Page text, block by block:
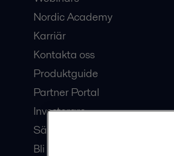
Nordic Academy
Karriär
Kontakta oss
Produktguide
Partner Portal
Investerare
Säkerhetsdatablad
Bli en partner